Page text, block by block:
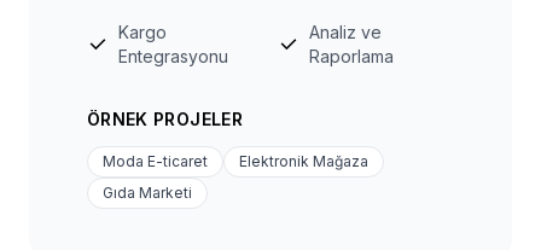
Kargo
Entegrasyonu
Analiz ve
Raporlama
ÖRNEK PROJELER
Moda E-ticaret
Elektronik Mağaza
Gıda Marketi